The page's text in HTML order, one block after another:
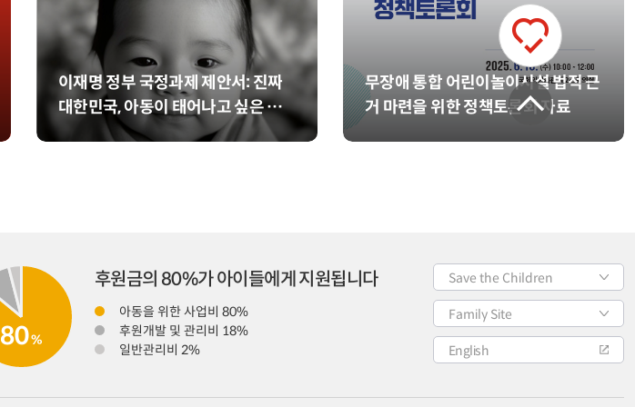
이재명 정부 국정과제 제안서: 진짜
대한민국, 아동이 태어나고 싶은 나
라
무장애 통합 어린이놀이시설 법적 근
거 마련을 위한 정책토론회 자료
80%
후원금의 80%가 아이들에게 지원됩니다
아동을 위한 사업비 80%
후원개발 및 관리비 18%
일반관리비 2%
Save the Children
Family Site
English